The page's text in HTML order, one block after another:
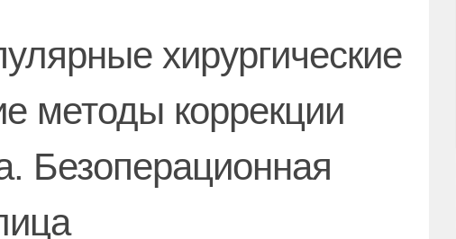
хирургические
методы коррекции
Безоперационная